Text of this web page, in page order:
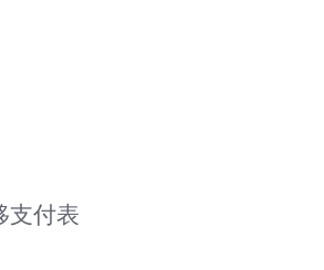
支付表